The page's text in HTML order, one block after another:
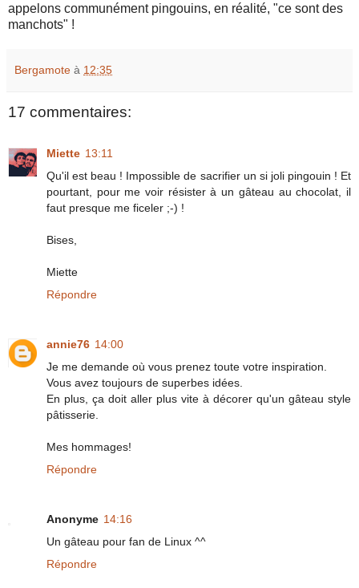
appelons communément pingouins, en réalité, "ce sont des
manchots" !
Bergamote à 12:35
17 commentaires:
Miette 13:11
Qu'il est beau ! Impossible de sacrifier un si joli pingouin ! Et
pourtant, pour me voir résister à un gâteau au chocolat, il
faut presque me ficeler ;-) !
Bises,
Miette
Répondre
annie76 14:00
Je me demande où vous prenez toute votre inspiration.
Vous avez toujours de superbes idées.
En plus, ça doit aller plus vite à décorer qu'un gâteau style
pâtisserie.
Mes hommages!
Répondre
Anonyme 14:16
Un gâteau pour fan de Linux ^^
Répondre